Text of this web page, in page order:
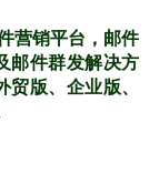
营销平台，邮件
邮件群发解决方
版、企业版、